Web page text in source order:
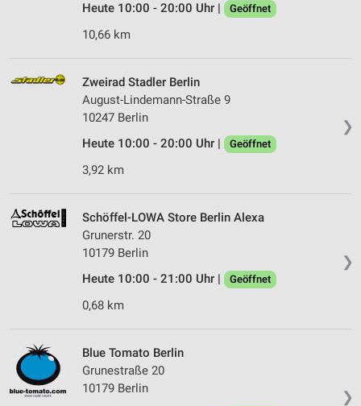
Heute 10:00 - 20:00 Uhr |
Geöffnet
10,66 km
❯
Zweirad Stadler Berlin
August-Lindemann-Straße 9
10247 Berlin
Heute 10:00 - 20:00 Uhr |
Geöffnet
3,92 km
❯
Schöffel-LOWA Store Berlin Alexa
Grunerstr. 20
10179 Berlin
Heute 10:00 - 21:00 Uhr |
Geöffnet
0,68 km
❯
Blue Tomato Berlin
Grunestraße 20
10179 Berlin